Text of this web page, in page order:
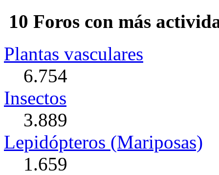
10 Foros con más
Plantas vasculares
6.754
Insectos
3.889
Lepidópteros (Mariposas)
1.659